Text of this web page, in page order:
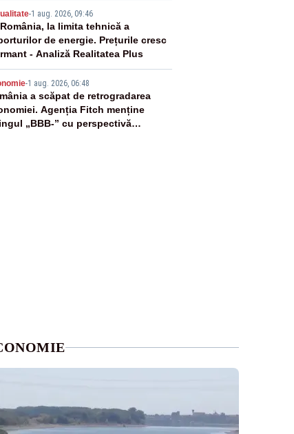
-1 aug. 2026, 09:46
România, la limita tehnică a
de energie. Prețurile cresc
- Analiză Realitatea Plus
-1 aug. 2026, 06:48
a scăpat de retrogradarea
Agenția Fitch menține
„BBB-” cu perspectivă